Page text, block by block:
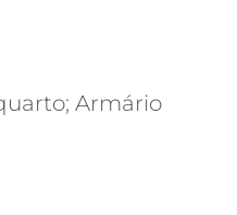
Armário